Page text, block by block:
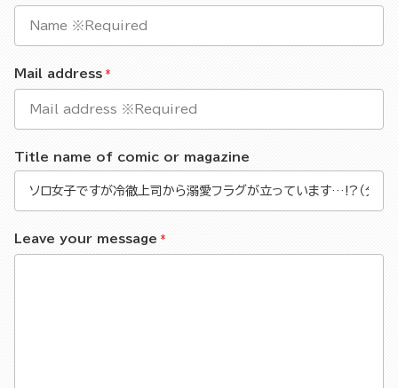
Mail address
Title name of comic or magazine
Leave your message